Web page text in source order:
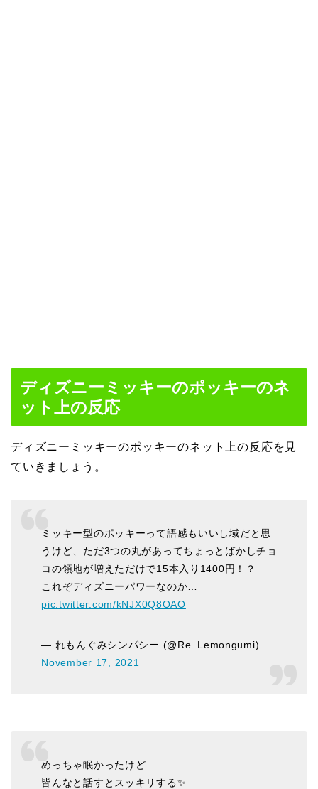
ディズニーミッキーのポッキーのネ
ット上の反応
ディズニーミッキーのポッキーのネット上の反応を見
ていきましょう。
ミッキー型のポッキーって語感もいいし域だと思
うけど、ただ3つの丸があってちょっとばかしチョ
コの領地が増えただけで15本入り1400円！？
これぞディズニーパワーなのか…
pic.twitter.com/kNJX0Q8OAO
— れもんぐみシンパシー (@Re_Lemongumi)
November 17, 2021
めっちゃ眠かったけど
皆んなと話すとスッキリする✨